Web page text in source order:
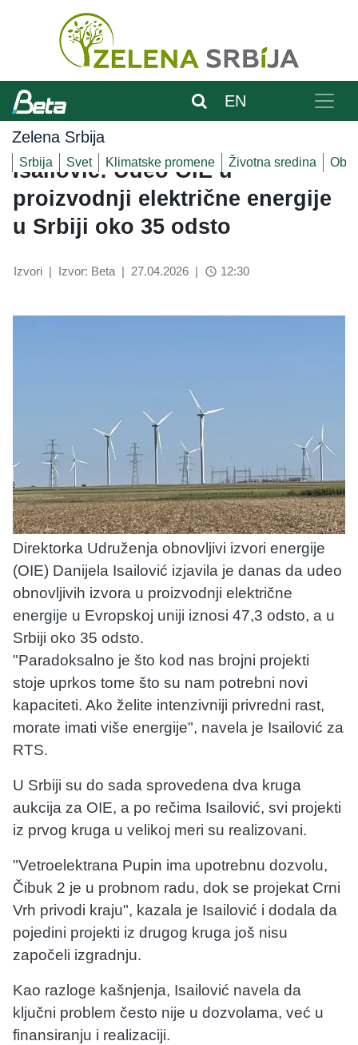
EN
Zelena Srbija
Srbija Svet Klimatske promene Životna sredina
Isailović: Udeo OIE u
proizvodnji električne energije
u Srbiji oko 35 odsto
Izvori | Izvor: Beta | 27.04.2026 | access_time 12:30
Direktorka Udruženja obnovljivi izvori energije
(OIE) Danijela Isailović izjavila je danas da udeo
obnovljivih izvora u proizvodnji električne
energije u Evropskoj uniji iznosi 47,3 odsto, a u
Srbiji oko 35 odsto.
"Paradoksalno je što kod nas brojni projekti
stoje uprkos tome što su nam potrebni novi
kapaciteti. Ako želite intenzivniji privredni rast,
morate imati više energije", navela je Isailović za
RTS.
U Srbiji su do sada sprovedena dva kruga
aukcija za OIE, a po rečima Isailović, svi projekti
iz prvog kruga u velikoj meri su realizovani.
"Vetroelektrana Pupin ima upotrebnu dozvolu,
Čibuk 2 je u probnom radu, dok se projekat Crni
Vrh privodi kraju", kazala je Isailović i dodala da
pojedini projekti iz drugog kruga još nisu
započeli izgradnju.
Kao razloge kašnjenja, Isailović navela da
ključni problem često nije u dozvolama, već u
finansiranju i realizaciji.